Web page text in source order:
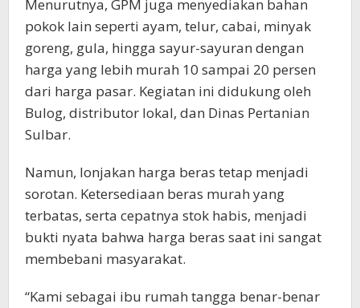
Menurutnya, GPM juga menyediakan bahan
pokok lain seperti ayam, telur, cabai, minyak
goreng, gula, hingga sayur-sayuran dengan
harga yang lebih murah 10 sampai 20 persen
dari harga pasar. Kegiatan ini didukung oleh
Bulog, distributor lokal, dan Dinas Pertanian
Sulbar.
Namun, lonjakan harga beras tetap menjadi
sorotan. Ketersediaan beras murah yang
terbatas, serta cepatnya stok habis, menjadi
bukti nyata bahwa harga beras saat ini sangat
membebani masyarakat.
“Kami sebagai ibu rumah tangga benar-benar